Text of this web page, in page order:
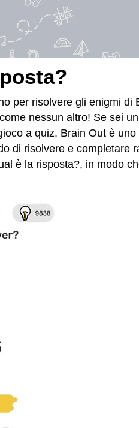
per risolvere gli enigmi di
nessun altro! Se sei
a quiz, Brain Out è
di risolvere e completare
è la risposta?, in modo